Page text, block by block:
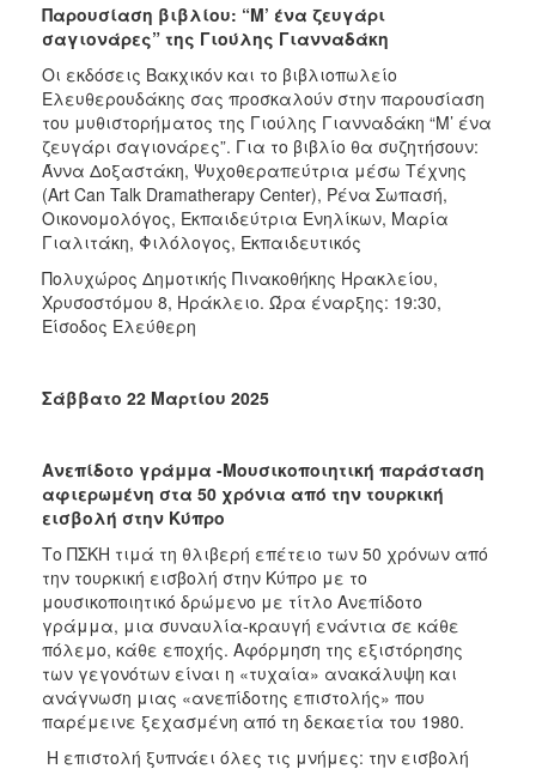
Παρουσίαση βιβλίου: “Μ’ ένα ζευγάρι
σαγιονάρες” της Γιούλης Γιανναδάκη
Οι εκδόσεις Βακχικόν και το βιβλιοπωλείο
Ελευθερουδάκης σας προσκαλούν στην παρουσίαση
του μυθιστορήματος της Γιούλης Γιανναδάκη “Μ’ ένα
ζευγάρι σαγιονάρες”. Για το βιβλίο θα συζητήσουν:
Άννα Δοξαστάκη, Ψυχοθεραπεύτρια μέσω Τέχνης
(Art Can Talk Dramatherapy Center), Ρένα Σωπασή,
Οικονομολόγος, Εκπαιδεύτρια Ενηλίκων, Μαρία
Γιαλιτάκη, Φιλόλογος, Εκπαιδευτικός
Πολυχώρος Δημοτικής Πινακοθήκης Ηρακλείου,
Χρυσοστόμου 8, Ηράκλειο. Ώρα έναρξης: 19:30,
Είσοδος Ελεύθερη
Σάββατο 22 Μαρτίου 2025
Ανεπίδοτο γράμμα -Μουσικοποιητική παράσταση
αφιερωμένη στα 50 χρόνια από την τουρκική
εισβολή στην Κύπρο
Το ΠΣΚΗ τιμά τη θλιβερή επέτειο των 50 χρόνων από
την τουρκική εισβολή στην Κύπρο με το
μουσικοποιητικό δρώμενο με τίτλο Ανεπίδοτο
γράμμα, μια συναυλία-κραυγή ενάντια σε κάθε
πόλεμο, κάθε εποχής. Αφόρμηση της εξιστόρησης
των γεγονότων είναι η «τυχαία» ανακάλυψη και
ανάγνωση μιας «ανεπίδοτης επιστολής» που
παρέμεινε ξεχασμένη από τη δεκαετία του 1980.
Η επιστολή ξυπνάει όλες τις μνήμες: την εισβολή